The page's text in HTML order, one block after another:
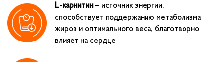
L-карнитин– источник энергии,
способствует поддержанию метаболизма
жиров и оптимального веса, благотворно
влияет на сердце